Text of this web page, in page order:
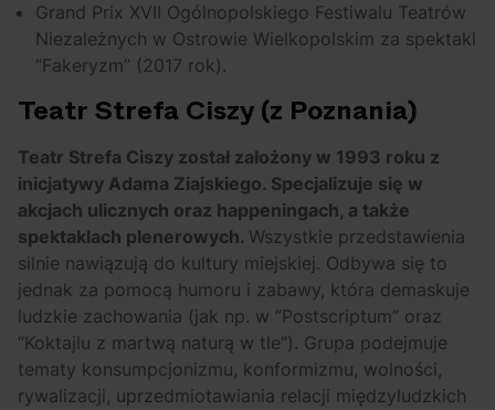
Grand Prix XVII Ogólnopolskiego Festiwalu Teatrów
Niezależnych w Ostrowie Wielkopolskim za spektakl
“Fakeryzm” (2017 rok).
Teatr Strefa Ciszy (z Poznania)
Teatr Strefa Ciszy został założony w 1993 roku z
inicjatywy Adama Ziajskiego. Specjalizuje się w
akcjach ulicznych oraz happeningach, a także
spektaklach plenerowych. Wszystkie przedstawienia
silnie nawiązują do kultury miejskiej. Odbywa się to
jednak za pomocą humoru i zabawy, która demaskuje
ludzkie zachowania (jak np. w “Postscriptum” oraz
“Koktajlu z martwą naturą w tle”). Grupa podejmuje
tematy konsumpcjonizmu, konformizmu, wolności,
rywalizacji, uprzedmiotawiania relacji międzyludzkich